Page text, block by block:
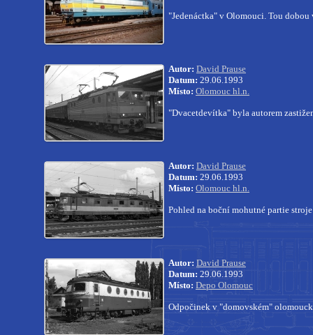
"Jedenáctka" v Olomouci. Tou dobou
Autor: David Prause
Datum: 29.06.1993
Místo: Olomouc hl.n.
"Dvacetdevítka" byla autorem
Autor: David Prause
Datum: 29.06.1993
Místo: Olomouc hl.n.
Pohled na boční mohutné partie
Autor: David Prause
Datum: 29.06.1993
Místo: Depo Olomouc
Odpočinek v "domovském"